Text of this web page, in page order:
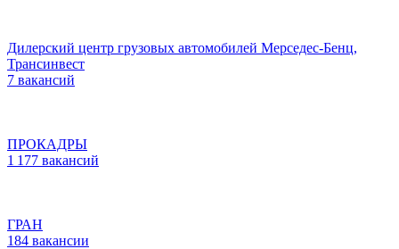
Дилерский центр грузовых автомобилей Мерседес-Бенц,
Трансинвест
7 вакансий
ПРОКАДРЫ
1 177 вакансий
ГРАН
184 вакансии